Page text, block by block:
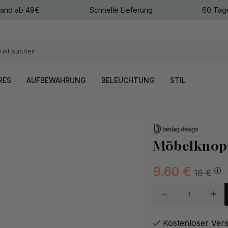
ab 49€ Schnelle Lieferung 60
AUFBEWAHRUNG BELEUCHTUNG STIL
16€
9.60 €
Kostenloser